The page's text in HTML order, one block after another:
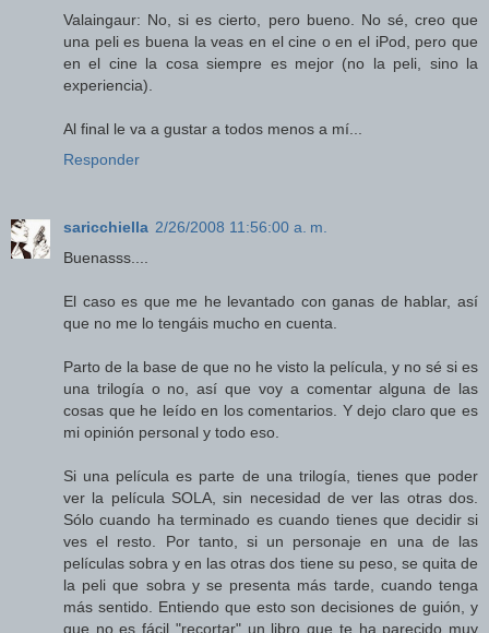
Valaingaur: No, si es cierto, pero bueno. No sé, creo que
una peli es buena la veas en el cine o en el iPod, pero que
en el cine la cosa siempre es mejor (no la peli, sino la
experiencia).
Al final le va a gustar a todos menos a mí...
Responder
saricchiella 2/26/2008 11:56:00 a. m.
Buenasss....
El caso es que me he levantado con ganas de hablar, así
que no me lo tengáis mucho en cuenta.
Parto de la base de que no he visto la película, y no sé si es
una trilogía o no, así que voy a comentar alguna de las
cosas que he leído en los comentarios. Y dejo claro que es
mi opinión personal y todo eso.
Si una película es parte de una trilogía, tienes que poder
ver la película SOLA, sin necesidad de ver las otras dos.
Sólo cuando ha terminado es cuando tienes que decidir si
ves el resto. Por tanto, si un personaje en una de las
películas sobra y en las otras dos tiene su peso, se quita de
la peli que sobra y se presenta más tarde, cuando tenga
más sentido. Entiendo que esto son decisiones de guión, y
que no es fácil "recortar" un libro que te ha parecido muy